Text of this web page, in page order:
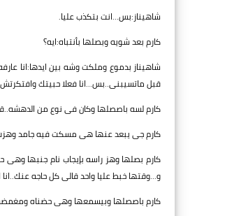
شاهيناز:بس...انت بتكذب عليا.
كارم بعد شويه وبصلها بأنتباه:ايه؟
شاهيناز بدموع وملكت وشه بين ايدها:انا
قبل ماتسيبنى..بس...انا فعلا حبيتك
كارم لسه باصصلها وكان فى نوع من
كارم جى يبعد عنها هى مسكت فيه جامد وهزت
كارم بصلها وهز راسه بإيجاب نام جنبها
و...وقتها خبط عليا واحد قالى كل حاجه
كارم باصصلها وبيسمعها وهى حضناه